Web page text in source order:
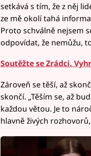
setkává s tím, že z něj
ze mě okolí tahá
Proto schválně nejsem
odpovídat, že nemůžu,
Soutěžte se Zrádci.
Zároveň se těší, až
skončí. „Těším se, až
každou větou. Je to
hlavně živých